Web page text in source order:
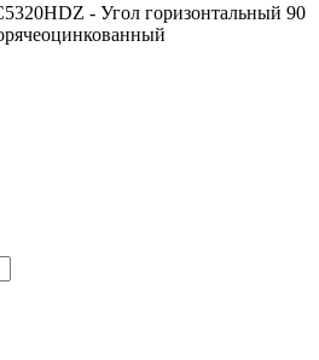
- Угол горизонтальный 90